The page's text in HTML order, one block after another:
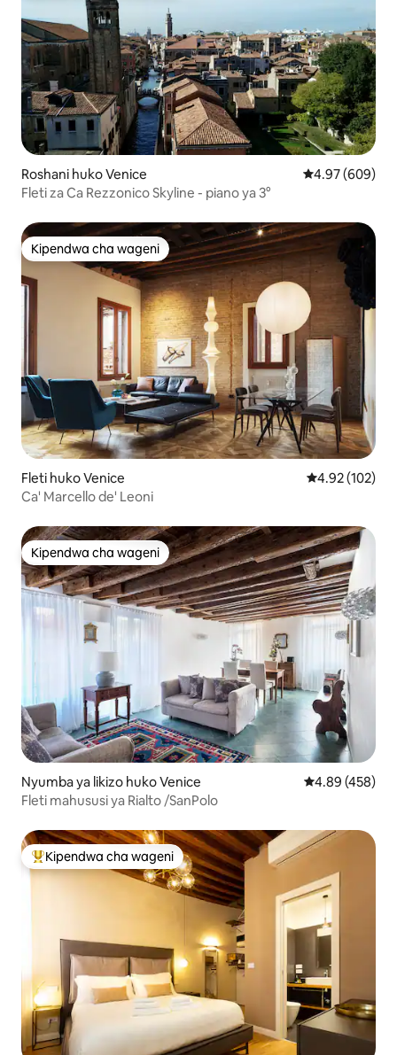
Roshani huko Venice Ukadiriaji wa
4.97 (609)
Fleti za Ca Rezzonico Skyline - piano ya 3°
Kipendwa cha wageni
Kipendwa cha wageni
Fleti huko Venice Ukadiriaji wa
4.92 (102)
Ca' Marcello de' Leoni
Kipendwa cha wageni
Kipendwa cha wageni
Nyumba ya likizo huko Venice Ukadiriaji wa
4.89 (458)
Fleti mahususi ya Rialto /SanPolo
Kipendwa maarufu cha wageni
Kipendwa cha wageni